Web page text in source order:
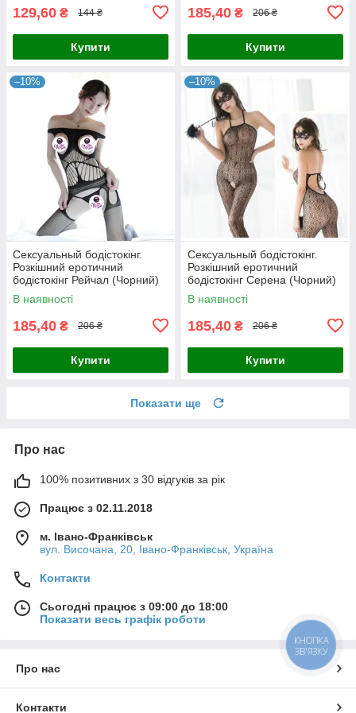
129,60 ₴ 144 ₴
Купити
185,40 ₴ 206 ₴
Купити
–10%
Сексуальный бодістокінг.
Розкішний еротичний
бодістокінг Рейчал (Чорний)
Розмір: універсал. (XS-XL)
В наявності
185,40 ₴ 206 ₴
Купити
–10%
Сексуальный бодістокінг.
Розкішний еротичний
бодістокінг Серена (Чорний)
Розмір: універсал. (XS-XL)
В наявності
185,40 ₴ 206 ₴
Купити
Показати ще
Про нас
100% позитивних з 30 відгуків за рік
Працює з 02.11.2018
м. Івано-Франківськ
вул. Височана, 20, Івано-Франківськ, Україна
Контакти
Сьогодні працює з 09:00 до 18:00
Показати весь графік роботи
Про нас
Контакти
КНОПКА
ЗВ'ЯЗКУ